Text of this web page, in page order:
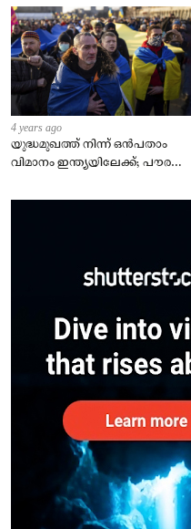
4 years ago
യുദ്ധമുഖത്ത് നിന്ന് ഒൻപതാം
വിമാനം ഇന്ത്യയിലേക്ക്; പൗരന്മാർ
– കേന്ദ്രം